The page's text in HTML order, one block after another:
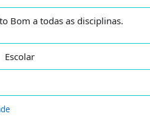
Bom a todas as disciplinas.
Escolar